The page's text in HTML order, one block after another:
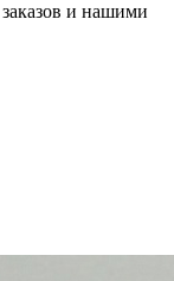
и нашими